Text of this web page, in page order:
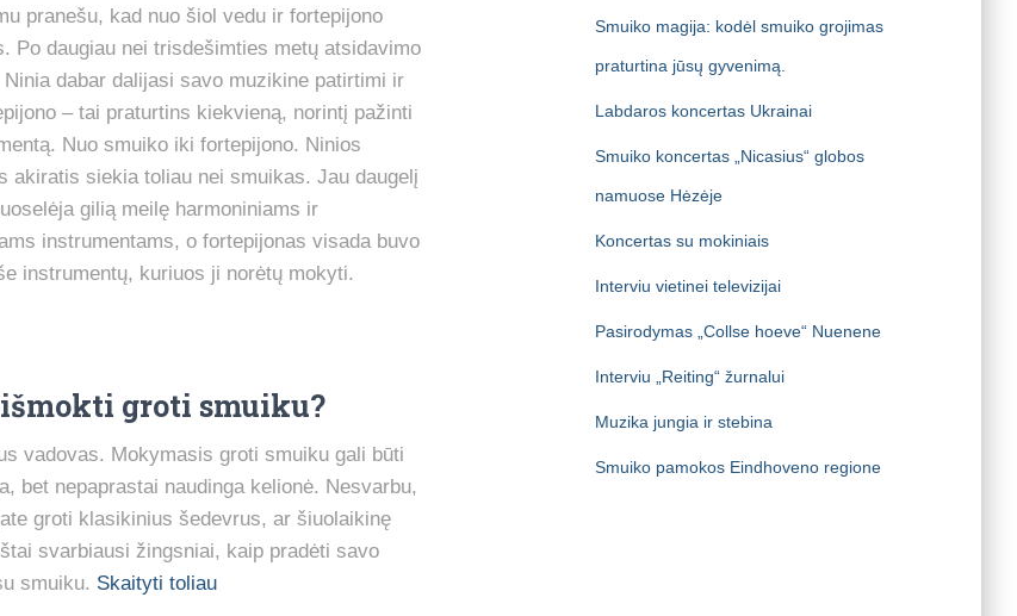
pranešu, kad nuo šiol vedu ir fortepijono
Po daugiau nei trisdešimties metų atsidavimo
dabar dalijasi savo muzikine patirtimi ir
– tai praturtins kiekvieną, norintį pažinti
Nuo smuiko iki fortepijono. Ninios
akiratis siekia toliau nei smuikas. Jau daugelį
gilią meilę harmoniniams ir
instrumentams, o fortepijonas visada buvo
instrumentų, kuriuos ji norėtų mokyti.
groti smuiku?
vadovas. Mokymasis groti smuiku gali būti
bet nepaprastai naudinga kelionė. Nesvarbu,
groti klasikinius šedevrus, ar šiuolaikinę
svarbiausi žingsniai, kaip pradėti savo
smuiku. Skaityti toliau
Smuiko magija: kodėl smuiko grojimas
praturtina jūsų gyvenimą.
Labdaros koncertas Ukrainai
Smuiko koncertas „Nicasius“ globos
namuose Hėzėje
Koncertas su mokiniais
Interviu vietinei televizijai
Pasirodymas „Collse hoeve“ Nuenene
Interviu „Reiting“ žurnalui
Muzika jungia ir stebina
Smuiko pamokos Eindhoveno regione